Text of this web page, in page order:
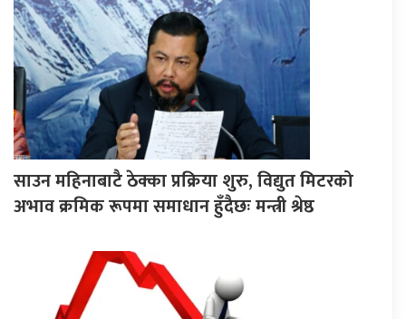
साउन महिनाबाटै ठेक्का प्रक्रिया शुरु, विद्युत मिटरको
अभाव क्रमिक रूपमा समाधान हुँदैछः मन्त्री श्रेष्ठ